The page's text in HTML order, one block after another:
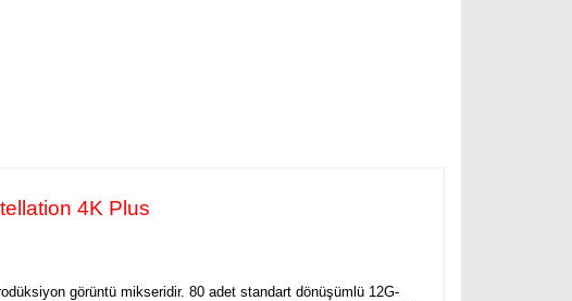
4K Plus
görüntü mikseridir. 80 adet standart dönüşümlü 12G-